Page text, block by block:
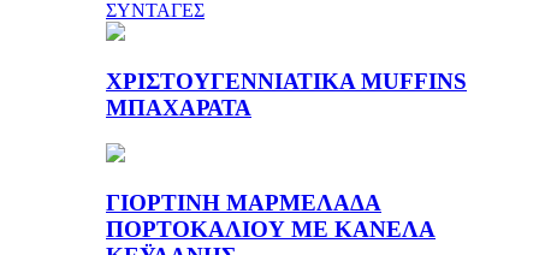
ΣΥΝΤΑΓΕΣ
ΧΡΙΣΤΟΥΓΕΝΝΙΑΤΙΚΑ MUFFINS
ΜΠΑΧΑΡΑΤΑ
ΓΙΟΡΤΙΝΗ ΜΑΡΜΕΛΑΔΑ
ΠΟΡΤΟΚΑΛΙΟΥ ΜΕ ΚΑΝΕΛΑ